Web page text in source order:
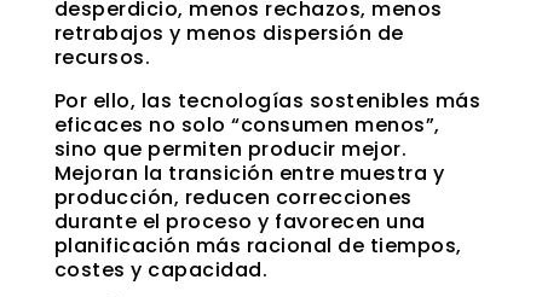
desperdicio, menos rechazos, menos
retrabajos y menos dispersión de
recursos.
Por ello, las tecnologías sostenibles más
eficaces no solo “consumen menos”,
sino que permiten producir mejor.
Mejoran la transición entre muestra y
producción, reducen correcciones
durante el proceso y favorecen una
planificación más racional de tiempos,
costes y capacidad.